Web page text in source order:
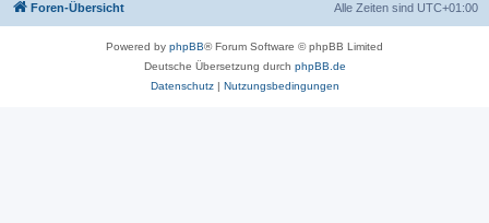
Foren-Übersicht Alle Zeiten sind UTC+01:00
Powered by phpBB® Forum Software © phpBB Limited
Deutsche Übersetzung durch phpBB.de
Datenschutz| Nutzungsbedingungen